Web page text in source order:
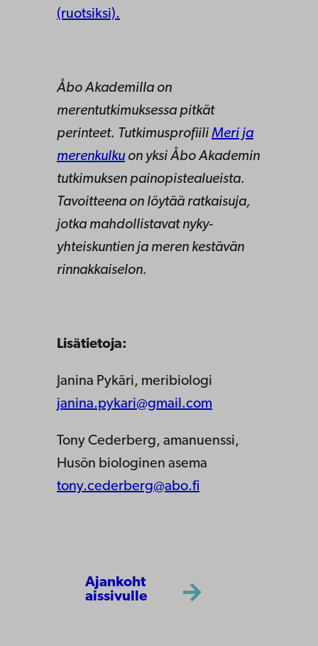
(ruotsiksi).
Åbo Akademilla on
merentutkimuksessa pitkät
perinteet. Tutkimusprofiili Meri ja
merenkulku on yksi Åbo Akademin
tutkimuksen painopistealueista.
Tavoitteena on löytää ratkaisuja,
jotka mahdollistavat nyky-
yhteiskuntien ja meren kestävän
rinnakkaiselon.
Lisätietoja:
Janina Pykäri, meribiologi
janina.pykari@gmail.com
Tony Cederberg, amanuenssi,
Husön biologinen asema
tony.cederberg@abo.fi
Ajankoht
aissivulle